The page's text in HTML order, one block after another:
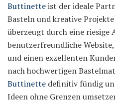
Buttinetteist der ideale
Basteln und kreative
überzeugt durch eine riesige
benutzerfreundliche
und einen exzellenten
nach hochwertigen
Buttinette definitiv fündig
Ideen ohne Grenzen